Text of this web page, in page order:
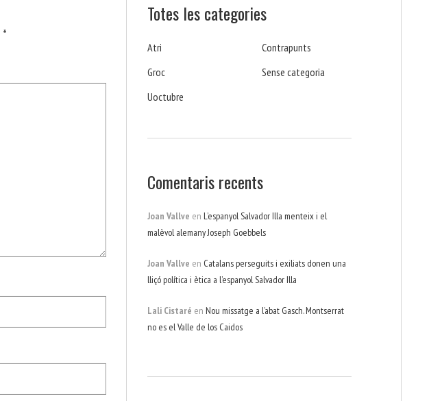
*
Totes les categories
Atri
Contrapunts
Groc
Sense categoria
Uoctubre
Comentaris recents
Joan Vallve en L’espanyol Salvador Illa menteix i el
malèvol alemany Joseph Goebbels
Joan Vallve en Catalans perseguits i exiliats donen una
lliçó política i ètica a l’espanyol Salvador Illa
Lali Cistaré en Nou missatge a l’abat Gasch. Montserrat
no es el Valle de los Caidos